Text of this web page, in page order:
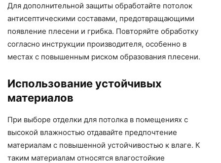
Для дополнительной защиты обработайте потолок
антисептическими составами, предотвращающими
появление плесени и грибка. Повторяйте обработку
согласно инструкции производителя, особенно в
местах с повышенным риском образования плесени.
Использование устойчивых
материалов
При выборе отделки для потолка в помещениях с
высокой влажностью отдавайте предпочтение
материалам с повышенной устойчивостью к влаге. К
таким материалам относятся влагостойкие